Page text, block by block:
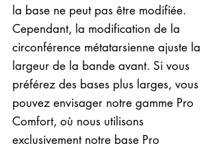
la base ne peut pas être modifiée.
Cependant, la modification de la
circonférence métatarsienne ajuste la
largeur de la bande avant. Si vous
préférez des bases plus larges, vous
pouvez envisager notre gamme Pro
Comfort, où nous utilisons
exclusivement notre base Pro